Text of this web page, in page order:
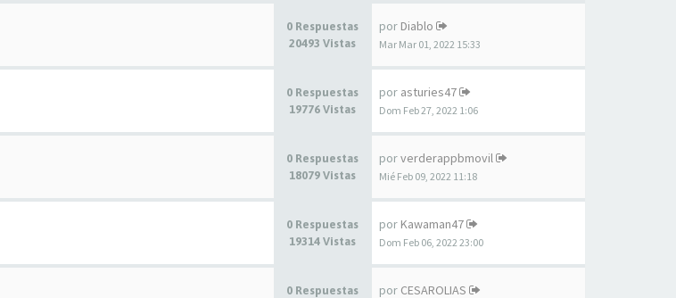
0 Respuestas
20493 Vistas
por Diablo
Mar Mar 01, 2022 15:33
0 Respuestas
19776 Vistas
por asturies47
Dom Feb 27, 2022 1:06
0 Respuestas
18079 Vistas
porverderappbmovil
Mié Feb 09, 2022 11:18
0 Respuestas
19314 Vistas
por Kawaman47
Dom Feb 06, 2022 23:00
0 Respuestas
por CESAROLIAS